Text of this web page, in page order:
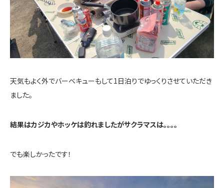
天気もよく外でバーベキューもして1日泊りでゆっくりさせていただき
ました。
結果はカジカやホッケは釣れましたがサクラマスは。。。。
でも楽しかったです！